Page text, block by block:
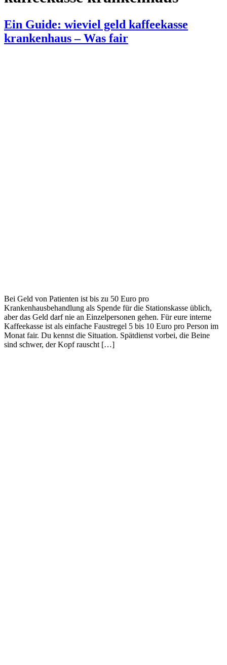
Ein Guide: wieviel geld kaffeekasse
krankenhaus – Was fair
Bei Geld von Patienten ist bis zu 50 Euro pro
Krankenhausbehandlung als Spende für die Stationskasse üblich,
aber das Geld darf nie an Einzelpersonen gehen. Für eure interne
Kaffeekasse ist als einfache Faustregel 5 bis 10 Euro pro Person im
Monat fair. Du kennst die Situation. Spätdienst vorbei, die Beine
sind schwer, der Kopf rauscht […]